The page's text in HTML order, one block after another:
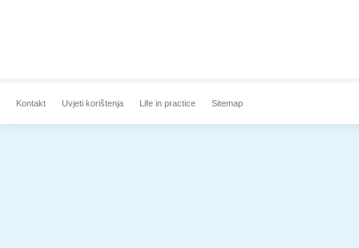
Kontakt Uvjeti korištenja Life in practice Sitemap